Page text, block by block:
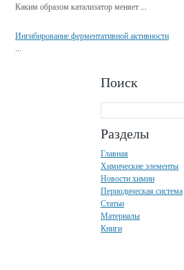
Каким образом катализатор меняет ...
Ингибирование ферментативной активности
...
Поиск
Разделы
Главная
Химические элементы
Новости химии
Периодическая система
Статьи
Материалы
Книги